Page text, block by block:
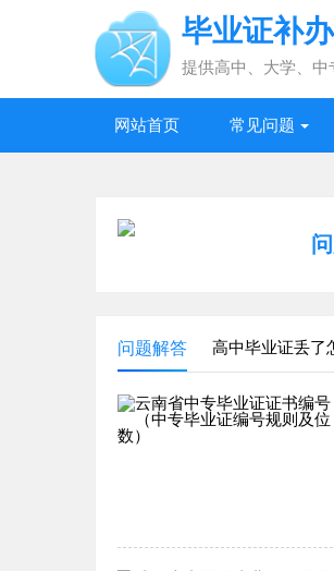
毕业证补
提供高中、大学、
网站首页 常见问题
高中毕业证丢了
问题解答